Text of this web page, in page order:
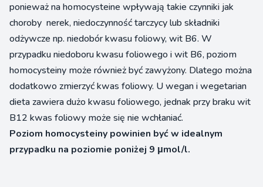
ponieważ na homocysteine wpływają takie czynniki jak
choroby nerek, niedoczynność tarczycy lub składniki
odżywcze np. niedobór kwasu foliowy, wit B6. W
przypadku niedoboru kwasu foliowego i wit B6, poziom
homocysteiny może również być zawyżony. Dlatego można
dodatkowo zmierzyć kwas foliowy. U wegan i wegetarian
dieta zawiera dużo kwasu foliowego, jednak przy braku wit
B12 kwas foliowy może się nie wchłaniać.
Poziom homocysteiny powinien być w idealnym
przypadku na poziomie poniżej 9 μmol/l.